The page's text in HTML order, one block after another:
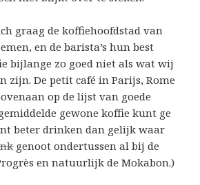
graag de koffiehoofdstad van
en de barista’s hun best
bijlange zo goed niet als wat wij
zijn. De petit café in Parijs, Rome
op de lijst van goede
gewone koffie kunt ge
beter drinken dan gelijk waar
genoot ondertussen al bij de
en natuurlijk de Mokabon.)